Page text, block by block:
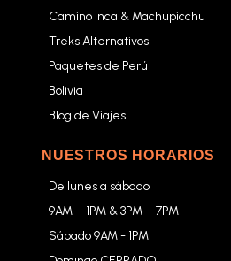
Camino Inca & Machupicchu
Treks Alternativos
Paquetes de Perú
Bolivia
Blog de Viajes
NUESTROS HORARIOS
De lunes a sábado
9AM – 1PM & 3PM – 7PM
Sábado 9AM - 1PM